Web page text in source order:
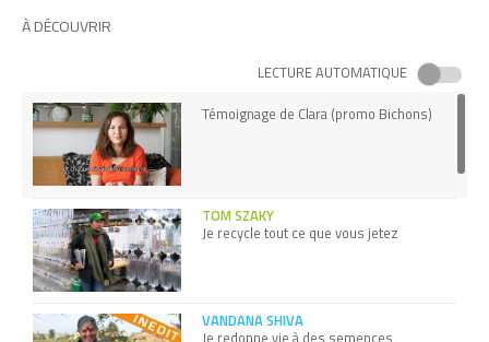
À DÉCOUVRIR
LECTURE AUTOMATIQUE
Témoignage de Clara (promo Bichons)
TOM SZAKY
Je recycle tout ce que vous jetez
VANDANA SHIVA